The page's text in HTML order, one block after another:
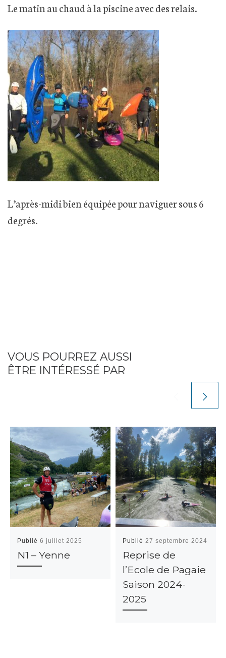
Le matin au chaud à la piscine avec des relais.
L’après-midi bien équipée pour naviguer sous 6
degrés.
VOUS POURREZ AUSSI
ÊTRE INTÉRESSÉ PAR
Publié6 juillet 2025
N1 – Yenne
Publié 27 septembre 2024
Reprise de
l’Ecole de Pagaie
Saison 2024-
2025